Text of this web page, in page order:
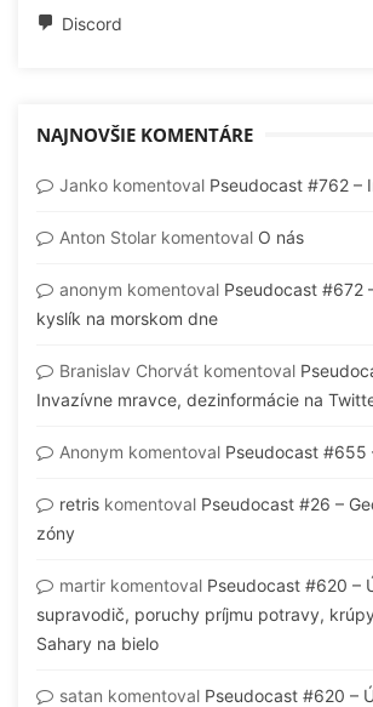
Discord
NAJNOVŠIE KOMENTÁRE
Janko komentoval Pseudocast #762 –
Anton Stolar komentoval O nás
anonym komentoval Pseudocast #672
kyslík na morskom dne
Branislav Chorvát komentoval
Invazívne mravce, dezinformácie na
Anonym komentoval Pseudocast #655
retris komentoval Pseudocast #26 –
zóny
martir komentoval Pseudocast #620 –
supravodič, poruchy príjmu potravy,
Sahary na bielo
satan komentoval Pseudocast #620 –